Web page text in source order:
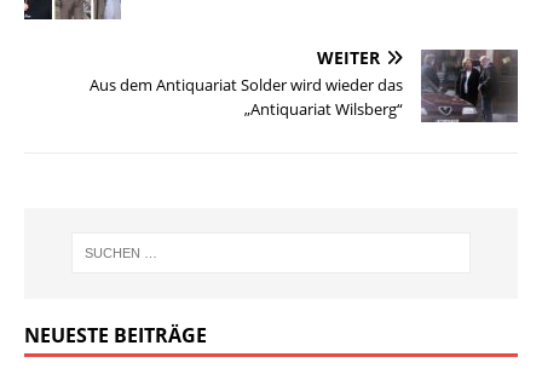
WEITER
Aus dem Antiquariat Solder wird wieder das
„Antiquariat Wilsberg“
NEUESTE BEITRÄGE